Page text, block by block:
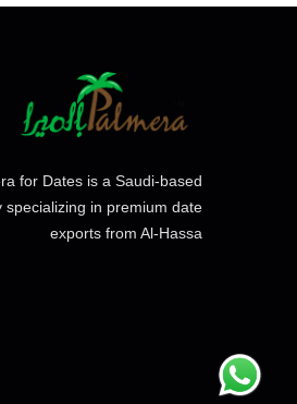
for Dates is a Saudi-based
specializing in premium date
exports from Al-Hassa